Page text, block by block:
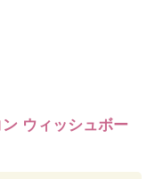
ウィッシュボー